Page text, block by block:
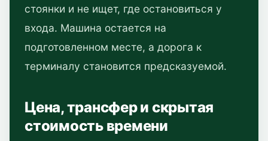
стоянки и не ищет, где остановиться у
входа. Машина остается на
подготовленном месте, а дорога к
терминалу становится предсказуемой.
Цена, трансфер и скрытая
стоимость времени